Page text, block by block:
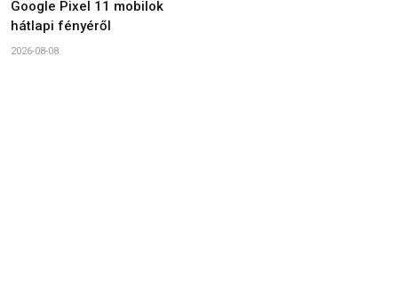
Google Pixel 11 mobilok
hátlapi fényéről
2026-08-08